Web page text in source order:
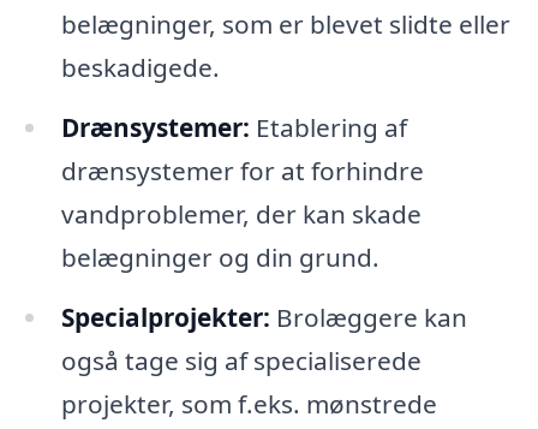
belægninger, som er blevet slidte eller
beskadigede.
Drænsystemer: Etablering af
drænsystemer for at forhindre
vandproblemer, der kan skade
belægninger og din grund.
Specialprojekter: Brolæggere kan
også tage sig af specialiserede
projekter, som f.eks. mønstrede